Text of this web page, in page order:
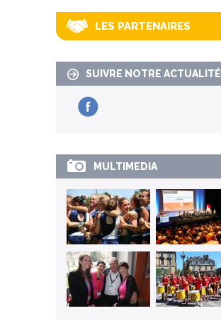
LES PARTENAIRES
SUIVRE NOTRE ACTUALITÉ
MULTIMEDIA